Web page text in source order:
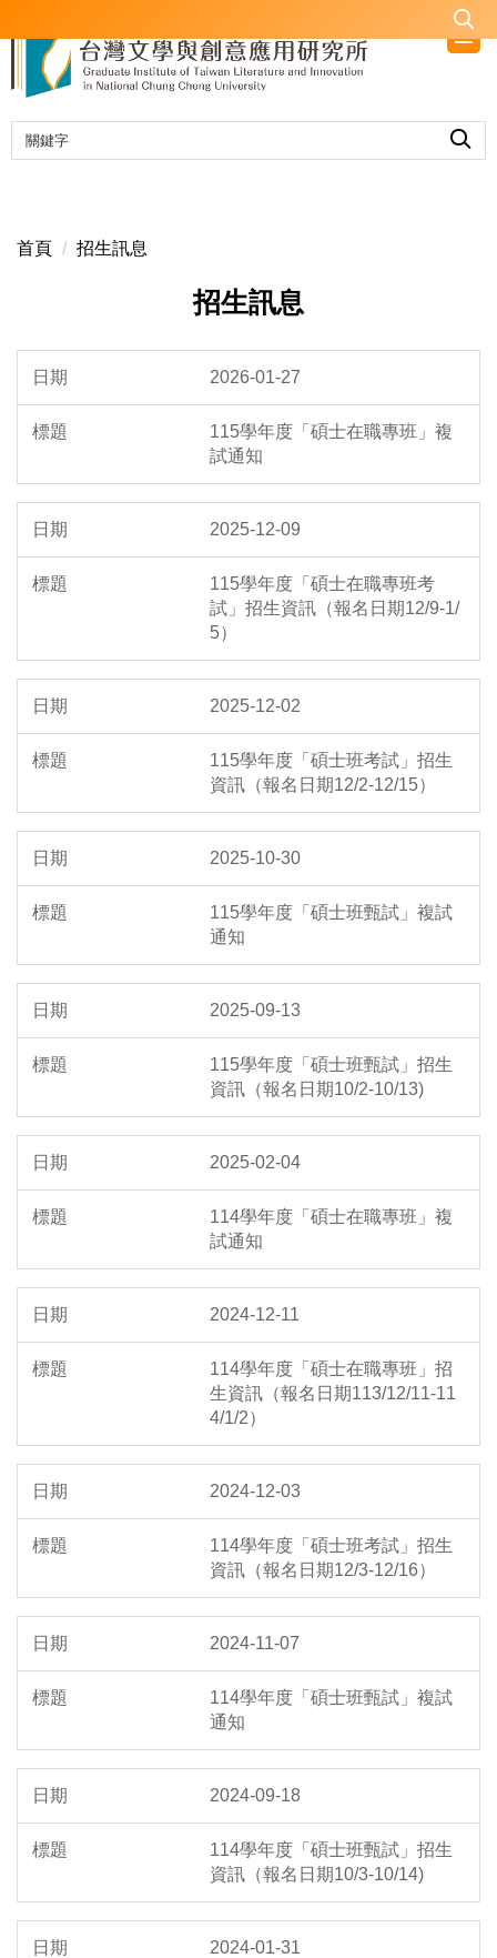
到
要
內
容
首頁 招生訊息
招生訊息
2026-01-27
115學年度「碩士在職專班」複
試通知
2025-12-09
115學年度「碩士在職專班考
試」招生資訊（報名日期12/9-1/
5）
2025-12-02
115學年度「碩士班考試」招生
資訊（報名日期12/2-12/15）
2025-10-30
115學年度「碩士班甄試」複試
通知
2025-09-13
115學年度「碩士班甄試」招生
資訊（報名日期10/2-10/13)
2025-02-04
114學年度「碩士在職專班」複
試通知
2024-12-11
114學年度「碩士在職專班」招
生資訊（報名日期113/12/11-11
4/1/2）
2024-12-03
114學年度「碩士班考試」招生
資訊（報名日期12/3-12/16）
2024-11-07
114學年度「碩士班甄試」複試
通知
2024-09-18
114學年度「碩士班甄試」招生
資訊（報名日期10/3-10/14)
2024-01-31